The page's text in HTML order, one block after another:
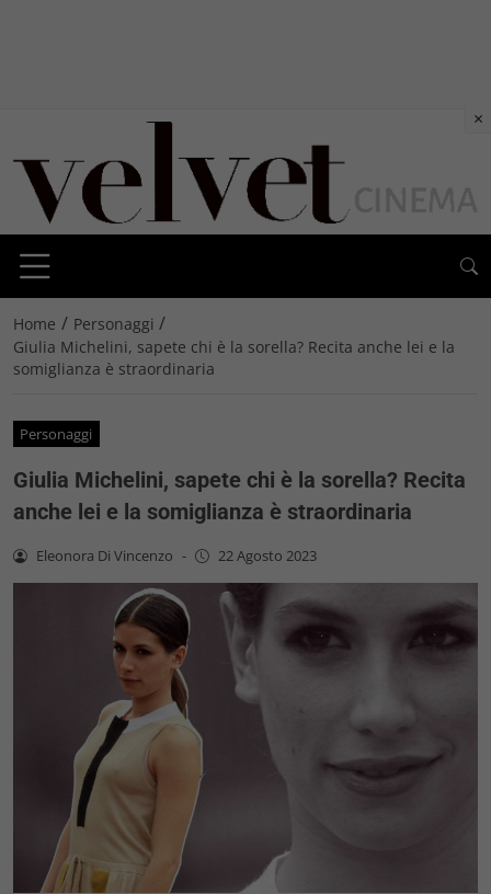
Home / Personaggi /
Giulia Michelini, sapete chi è la sorella? Recita anche lei e la
somiglianza è straordinaria
Personaggi
Giulia Michelini, sapete chi è la sorella? Recita
anche lei e la somiglianza è straordinaria
Eleonora Di Vincenzo - 22 Agosto 2023
×